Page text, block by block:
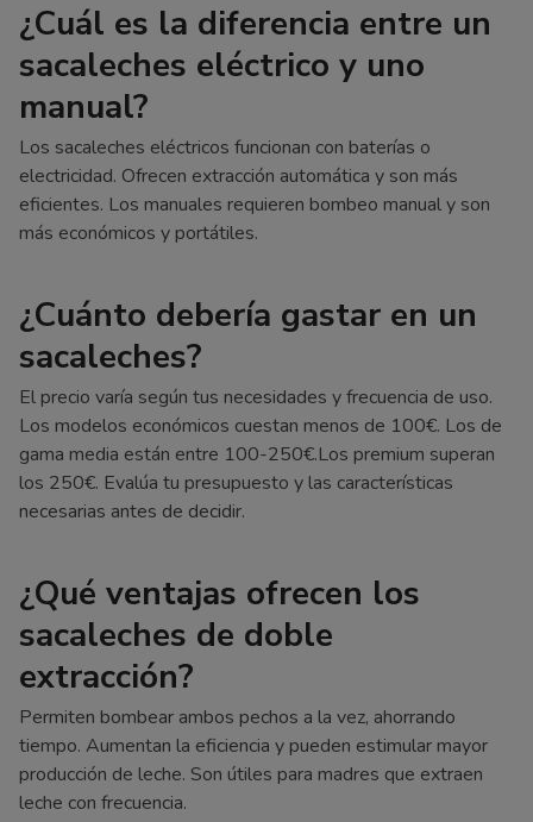
¿Cuál es la diferencia entre un
sacaleches eléctrico y uno
manual?
Los sacaleches eléctricos funcionan con baterías o
electricidad. Ofrecen extracción automática y son más
eficientes. Los manuales requieren bombeo manual y son
más económicos y portátiles.
¿Cuánto debería gastar en un
sacaleches?
El precio varía según tus necesidades y frecuencia de uso.
Los modelos económicos cuestan menos de 100€. Los de
gama media están entre 100-250€.Los premium superan
los 250€. Evalúa tu presupuesto y las características
necesarias antes de decidir.
¿Qué ventajas ofrecen los
sacaleches de doble
extracción?
Permiten bombear ambos pechos a la vez, ahorrando
tiempo. Aumentan la eficiencia y pueden estimular mayor
producción de leche. Son útiles para madres que extraen
leche con frecuencia.